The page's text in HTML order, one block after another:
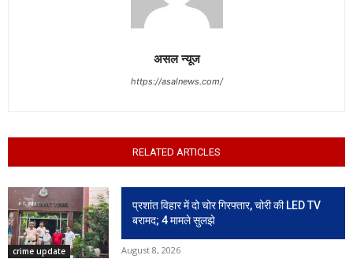
असल न्यूज
https://asalnews.com/
RELATED ARTICLES
crime update
प्रशांत विहार में दो चोर गिरफ्तार, चोरी की LED TV
बरामद; 4 मामले सुलझे
August 8, 2026